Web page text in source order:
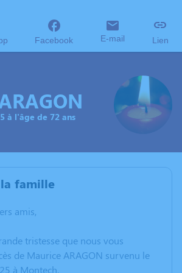
Facebook E-mail Lien
à l'âge de 72 ans
famille
amis,
tristesse que nous vous
de Maurice ARAGON survenu le
à Montech.